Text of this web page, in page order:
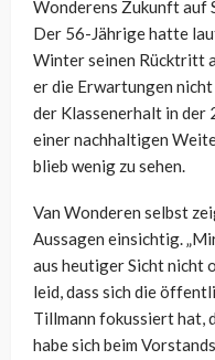
Wonderens Zukunft auf
Der 56-Jährige hatte
Winter seinen Rücktritt
er die Erwartungen
der Klassenerhalt in der
einer nachhaltigen
blieb wenig zu sehen.
Van Wonderen selbst
Aussagen einsichtig.
aus heutiger Sicht nicht
leid, dass sich die
Tillmann fokussiert hat,
habe sich beim